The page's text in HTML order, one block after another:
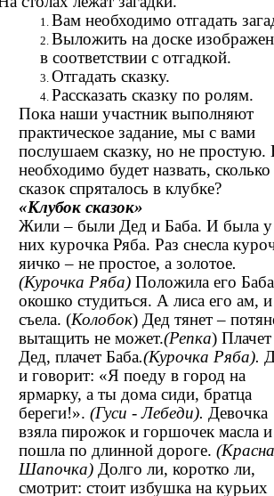
Вам необходимо отгадать
Выложить на доске
в соответствии с отгадкой.
Отгадать сказку.
Рассказать сказку по ролям.
Пока наши участник выполняют
практическое задание, мы с вами
послушаем сказку, но не простую.
необходимо будет назвать, сколько
сказок спряталось в клубке?
«Клубок сказок»
Жили – были Дед и Баба. И была у
них курочка Ряба. Раз снесла
яичко – не простое, а золотое.
(Курочка Ряба) Положила его
окошко студиться. А лиса его ам, и
съела. (Колобок) Дед тянет –
вытащить не может.(Репка) Плачет
Дед, плачет Баба.(Курочка Ряба).
и говорит: «Я поеду в город на
ярмарку, а ты дома сиди, братца
береги!».(Гуси - Лебеди). Девочка
взяла пирожок и горшочек масла и
пошла по длинной дороге.
Шапочка) Долго ли, коротко ли,
смотрит: стоит избушка на курьих